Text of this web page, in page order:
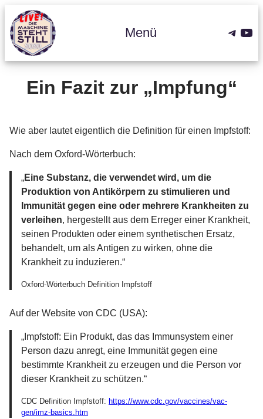
Zum
Inhalt
springen
Menü
Ein Fazit zur „Impfung“
Wie aber lautet eigentlich die Definition für einen Impfstoff:
Nach dem Oxford-Wörterbuch:
„Eine Substanz, die verwendet wird, um die
Produktion von Antikörpern zu stimulieren und
Immunität gegen eine oder mehrere Krankheiten zu
verleihen, hergestellt aus dem Erreger einer Krankheit,
seinen Produkten oder einem synthetischen Ersatz,
behandelt, um als Antigen zu wirken, ohne die
Krankheit zu induzieren.“
Oxford-Wörterbuch Definition Impfstoff
Auf der Website von CDC (USA):
„Impfstoff: Ein Produkt, das das Immunsystem einer
Person dazu anregt, eine Immunität gegen eine
bestimmte Krankheit zu erzeugen und die Person vor
dieser Krankheit zu schützen.“
CDC Definition Impfstoff: https://www.cdc.gov/vaccines/vac-
gen/imz-basics.htm